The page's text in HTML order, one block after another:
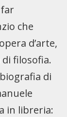
che
d’arte,
filosofia.
di
in libreria: